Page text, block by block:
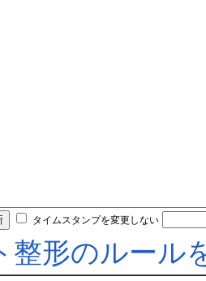
タイムスタンプを変更しない
整形のルール